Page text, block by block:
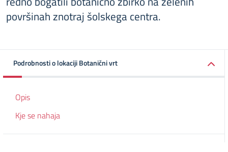
površinah znotraj šolskega centra.
Podrobnosti o lokaciji Botanični vrt
Opis
Kje se nahaja